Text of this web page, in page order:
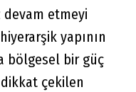
etmeyi
yapının
bölgesel bir güç
çekilen